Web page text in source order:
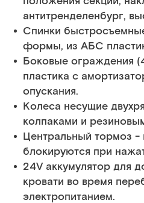
антитренделенбург,
Спинки
формы, из АБС
Боковые ограждения
пластика с
опускания.
Колеса несущие
колпаками и
Центральный тормоз -
блокируются при
24V аккумулятор для
кровати во время
электропитанием.